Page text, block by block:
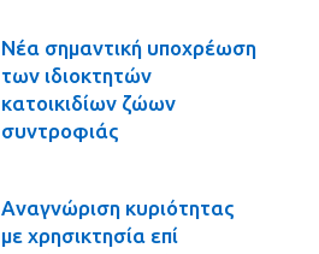
Νέα σημαντική υποχρέωση
των ιδιοκτητών
κατοικιδίων ζώων
συντροφιάς
Αναγνώριση κυριότητας
με χρησικτησία επί